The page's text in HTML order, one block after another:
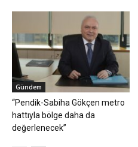
Gündem
“Pendik-Sabiha Gökçen metro
hattıyla bölge daha da
değerlenecek”